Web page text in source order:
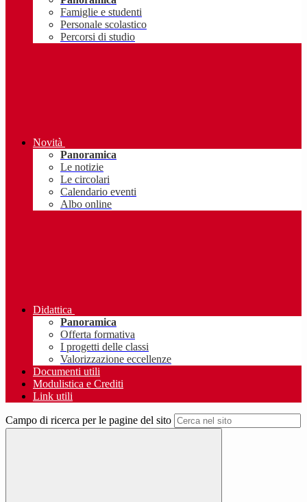
Famiglie e studenti
Personale scolastico
Percorsi di studio
Novità
Panoramica
Le notizie
Le circolari
Calendario eventi
Albo online
Didattica
Panoramica
Offerta formativa
I progetti delle classi
Valorizzazione eccellenze
Documenti utili
Modulistica e Crediti
Link utili
Campo di ricerca per le pagine del sito